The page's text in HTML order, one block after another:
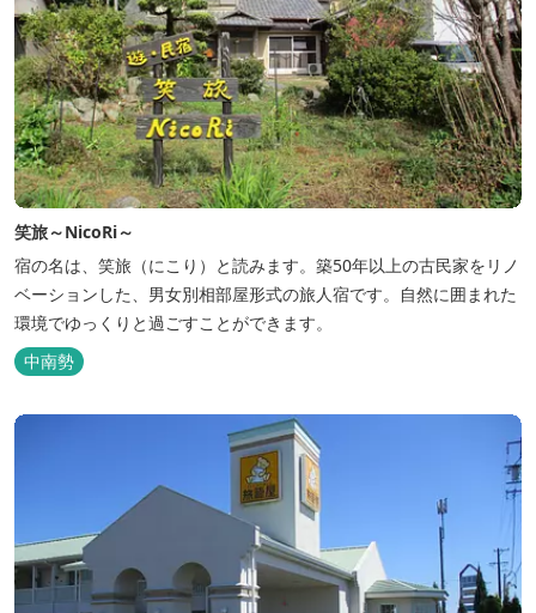
笑旅～NicoRi～
宿の名は、笑旅（にこり）と読みます。築50年以上の古民家をリノ
ベーションした、男女別相部屋形式の旅人宿です。自然に囲まれた
環境でゆっくりと過ごすことができます。
中南勢